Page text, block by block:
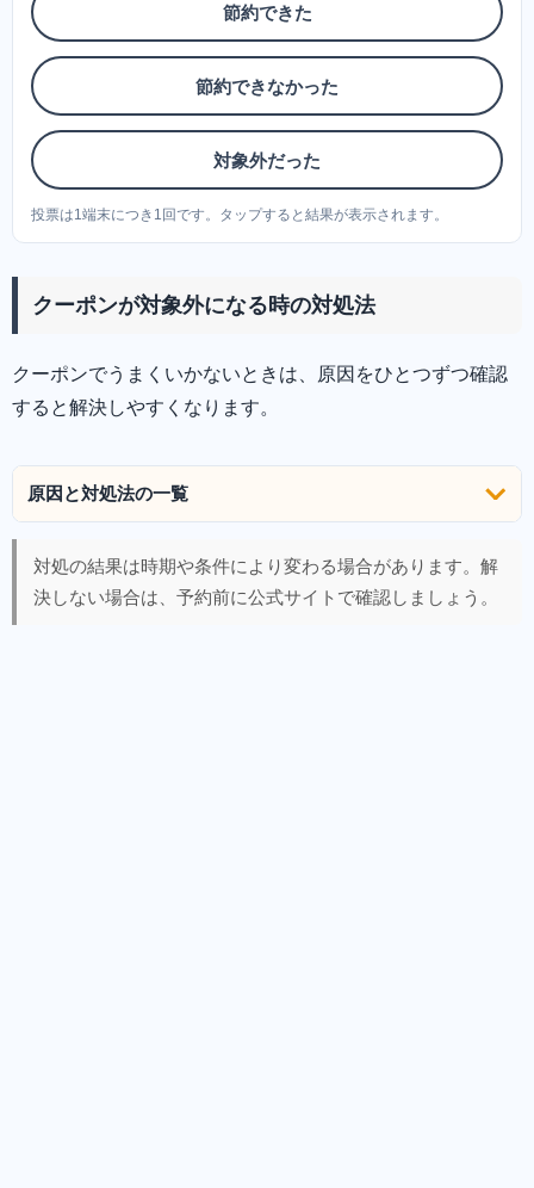
節約できた
節約できなかった
対象外だった
投票は1端末につき1回です。タップすると結果が表示されます。
クーポンが対象外になる時の対処法
クーポンでうまくいかないときは、原因をひとつずつ確認
すると解決しやすくなります。
原因と対処法の一覧
対処の結果は時期や条件により変わる場合があります。解
決しない場合は、予約前に公式サイトで確認しましょう。